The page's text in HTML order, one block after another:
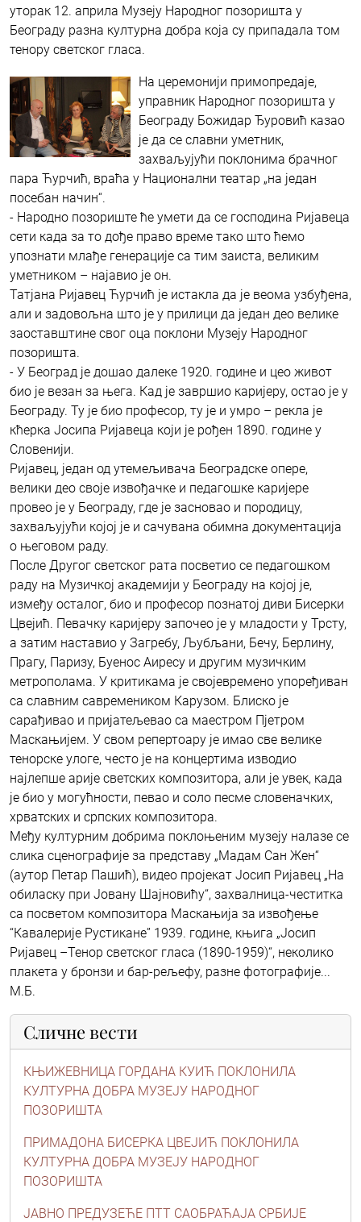
уторак 12. априла Музеју Народног позоришта у
Београду разна културна добра која су припадала том
тенору светског гласа.
На церемонији примопредаје,
управник Народног позоришта у
Београду Божидар Ђуровић казао
је да се славни уметник,
захваљујући поклонима брачног
пара Ћурчић, враћа у Национални театар „на један
посебан начин“.
- Народно позориште ће умети да се господина Ријавеца
сети када за то дође право време тако што ћемо
упознати млађе генерације са тим заиста, великим
уметником – најавио је он.
Татјана Ријавец Ћурчић је истакла да је веома узбуђена,
али и задовољна што је у прилици да један део велике
заоставштине свог оца поклони Музеју Народног
позоришта.
- У Београд је дошао далеке 1920. године и цео живот
био је везан за њега. Кад је завршио каријеру, остао је у
Београду. Ту је био професор, ту је и умро – рекла је
кћерка Јосипа Ријавеца који је рођен 1890. године у
Словенији.
Ријавец, један од утемељивача Београдске опере,
велики део своје извођачке и педагошке каријере
провео је у Београду, где је засновао и породицу,
захваљујући којој је и сачувана обимна документација
о његовом раду.
После Другог светског рата посветио се педагошком
раду на Музичкој академији у Београду на којој је,
између осталог, био и професор познатој диви Бисерки
Цвејић. Певачку каријеру започео је у младости у Трсту,
а затим наставио у Загребу, Љубљани, Бечу, Берлину,
Прагу, Паризу, Буенос Аиресу и другим музичким
метрополама. У критикама је својевремено упоређиван
са славним савремеником Карузом. Блиско је
сарађивао и пријатељевао са маестром Пјетром
Маскањијем. У свом репертоару је имао све велике
тенорске улоге, често је на концертима изводио
најлепше арије светских композитора, али је увек, када
је био у могућности, певао и соло песме словеначких,
хрватских и српских композитора.
Међу културним добрима поклоњеним музеју налазе се
слика сценографије за представу „Мадам Сан Жен“
(аутор Петар Пашић), видео пројекат Јосип Ријавец „На
обиласку при Јовану Шајновићу“, захвалница-честитка
са посветом композитора Маскањија за извођење
“Кавалерије Рустикане” 1939. године, књига „Јосип
Ријавец –Тенор светског гласа (1890-1959)“, неколико
плакета у бронзи и бар-рељефу, разне фотографије...
М.Б.
Сличне вести
КЊИЖЕВНИЦА ГОРДАНА КУИЋ ПОКЛОНИЛА
КУЛТУРНА ДОБРА МУЗЕЈУ НАРОДНОГ
ПОЗОРИШТА
ПРИМАДОНА БИСЕРКА ЦВЕЈИЋ ПОКЛОНИЛА
КУЛТУРНА ДОБРА МУЗЕЈУ НАРОДНОГ
ПОЗОРИШТА
ЈАВНО ПРЕДУЗЕЋЕ ПТТ САОБРАЋАЈА СРБИЈЕ